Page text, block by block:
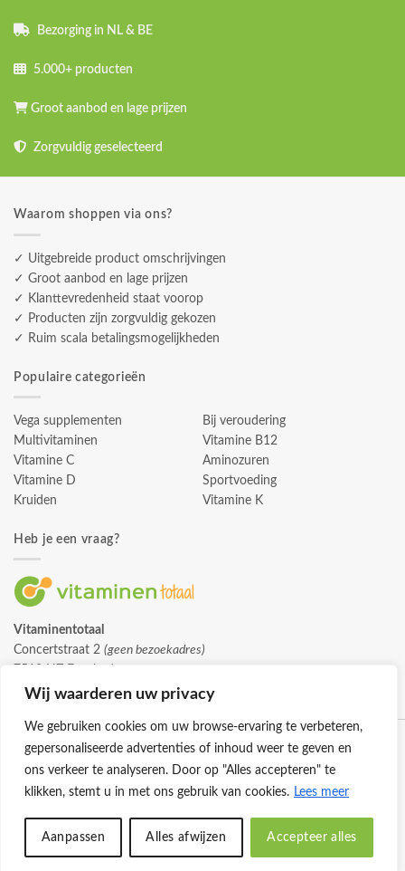
Wij waarderen uw privacy
We gebruiken cookies om uw browse-ervaring te verbeteren,
gepersonaliseerde advertenties of inhoud weer te geven en
ons verkeer te analyseren. Door op "Alles accepteren" te
klikken, stemt u in met ons gebruik van cookies. Lees meer
Aanpassen Alles afwijzen Accepteer alles
Bezorging in NL & BE
5.000+ producten
Groot aanbod en lage prijzen
Zorgvuldig geselecteerd
Waarom shoppen via ons?
✓ Uitgebreide product omschrijvingen
✓ Groot aanbod en lage prijzen
✓ Klanttevredenheid staat voorop
✓ Producten zijn zorgvuldig gekozen
✓ Ruim scala betalingsmogelijkheden
Populaire categorieën
Vega supplementen
Multivitaminen
Vitamine C
Vitamine D
Kruiden
Bij veroudering
Vitamine B12
Aminozuren
Sportvoeding
Vitamine K
Heb je een vraag?
Vitaminentotaal
Concertstraat 2 (geen bezoekadres)
info@vitaminentotaal.nl
© 2026 -Vitaminentotaal.nl